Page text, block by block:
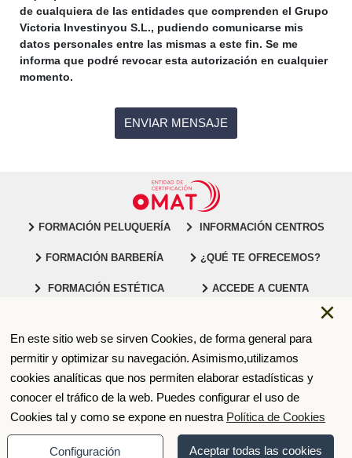
×
En este sitio web se sirven Cookies, de forma general para
permitir y optimizar su navegación. Asimismo,utilizamos
cookies analíticas que nos permiten elaborar estadísticas y
conocer el tráfico de la web. Puedes configurar el uso de
Cookies tal y como se expone en nuestra Política de Cookies
Configuración Aceptar todas las cookies
de cualquiera de las entidades que comprenden el Grupo
Victoria Investinyou S.L., pudiendo comunicarse mis
datos personales entre las mismas a este fin. Se me
informa que podré revocar esta autorización en cualquier
momento.
FORMACIÓN PELUQUERÍA
FORMACIÓN BARBERÍA
FORMACIÓN ESTÉTICA
INFORMACIÓN CENTROS
¿QUÉ TE OFRECEMOS?
ACCEDE A CUENTA
91 547 32 92 CONTACTO
INVESTINYOU, S.L
Política de privacidad
Aviso legal
Política de cookies